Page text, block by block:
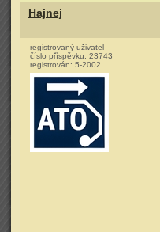
Hajnej
registrovaný uživatel
číslo příspěvku: 23743
registrován: 5-2002